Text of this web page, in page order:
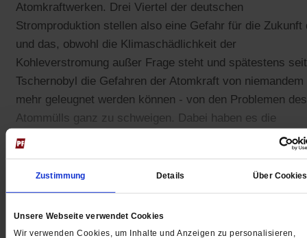
Zustimmung Details Über Cookies
Unsere Webseite verwendet Cookies
Wir verwenden Cookies, um Inhalte und Anzeigen zu personalisieren,
Atomkraftwerken. Drei Viertel der deutschen
Stromproduktion stellen also eine Gefahr für die Zukunft
und das, obwohl die Klimaschädlichkeit der
Kohleverstromung außer Frage steht und spätestens seit
Tschernobyl die Gefahren der Atomkraft von niemandem
mehr geleugnet werden können - von den Problemen des
Atommülls ganz zu schweigen. Dabei haben es die
Verbraucher in der Hand, den Strommix zugunsten von
Gedruckt + Digital